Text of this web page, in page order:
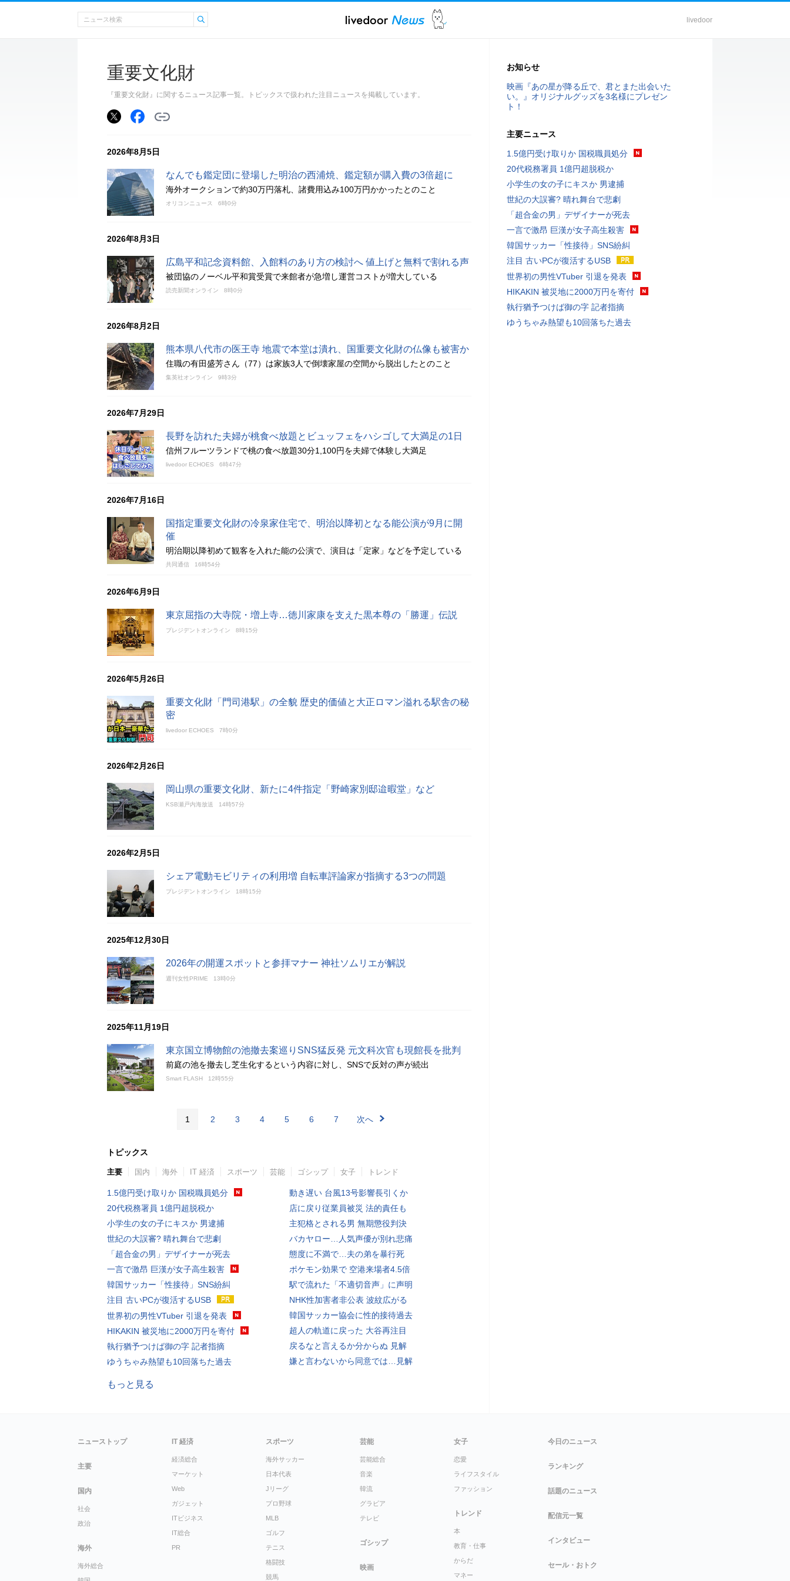
livedoor
重要文化財
『重要文化財』に関するニュース記事一覧。トピックスで扱われた注目ニュースを掲載しています。
2026年8月5日
なんでも鑑定団に登場した明治の西浦焼、鑑定額が購入費の3倍超に
海外オークションで約30万円落札、諸費用込み100万円かかったとのこと
オリコンニュース 6時0分
2026年8月3日
広島平和記念資料館、入館料のあり方の検討へ 値上げと無料で割れる声
被団協のノーベル平和賞受賞で来館者が急増し運営コストが増大している
読売新聞オンライン 8時0分
2026年8月2日
熊本県八代市の医王寺 地震で本堂は潰れ、国重要文化財の仏像も被害か
住職の有田盛芳さん（77）は家族3人で倒壊家屋の空間から脱出したとのこと
集英社オンライン 9時3分
2026年7月29日
長野を訪れた夫婦が桃食べ放題とビュッフェをハシゴして大満足の1日
信州フルーツランドで桃の食べ放題30分1,100円を夫婦で体験し大満足
livedoor ECHOES 6時47分
2026年7月16日
国指定重要文化財の冷泉家住宅で、明治以降初となる能公演が9月に開
催
明治期以降初めて観客を入れた能の公演で、演目は「定家」などを予定している
共同通信 16時54分
2026年6月9日
東京屈指の大寺院・増上寺…徳川家康を支えた黒本尊の「勝運」伝説
プレジデントオンライン 8時15分
2026年5月26日
重要文化財「門司港駅」の全貌 歴史的価値と大正ロマン溢れる駅舎の秘
密
livedoor ECHOES 7時0分
2026年2月26日
岡山県の重要文化財、新たに4件指定「野崎家別邸迨暇堂」など
KSB瀬戸内海放送 14時57分
2026年2月5日
シェア電動モビリティの利用増 自転車評論家が指摘する3つの問題
プレジデントオンライン 18時15分
2025年12月30日
2026年の開運スポットと参拝マナー 神社ソムリエが解説
週刊女性PRIME 13時0分
2025年11月19日
東京国立博物館の池撤去案巡りSNS猛反発 元文科次官も現館長を批判
前庭の池を撤去し芝生化するという内容に対し、SNSで反対の声が続出
Smart FLASH 12時55分
1 2 3 4 5 6 7 次へ
トピックス
主要 国内 海外 IT 経済 スポーツ 芸能 ゴシップ 女子 トレンド
1.5億円受け取りか 国税職員処分
20代税務署員 1億円超脱税か
小学生の女の子にキスか 男逮捕
世紀の大誤審? 晴れ舞台で悲劇
「超合金の男」デザイナーが死去
一言で激昂 巨漢が女子高生殺害
韓国サッカー「性接待」SNS紛糾
注目 古いPCが復活するUSB
世界初の男性VTuber 引退を発表
HIKAKIN 被災地に2000万円を寄付
執行猶予つけば御の字 記者指摘
ゆうちゃみ熱望も10回落ちた過去
動き遅い 台風13号影響長引くか
店に戻り従業員被災 法的責任も
主犯格とされる男 無期懲役判決
バカヤロー…人気声優が別れ悲痛
態度に不満で…夫の弟を暴行死
ポケモン効果で 空港来場者4.5倍
駅で流れた「不適切音声」に声明
NHK性加害者非公表 波紋広がる
韓国サッカー協会に性的接待過去
超人の軌道に戻った 大谷再注目
戻るなと言えるか分からぬ 見解
嫌と言わないから同意では…見解
もっと見る
お知らせ
映画『あの星が降る丘で、君とまた出会いた
い。』オリジナルグッズを3名様にプレゼン
ト！
主要ニュース
1.5億円受け取りか 国税職員処分
20代税務署員 1億円超脱税か
小学生の女の子にキスか 男逮捕
世紀の大誤審? 晴れ舞台で悲劇
「超合金の男」デザイナーが死去
一言で激昂 巨漢が女子高生殺害
韓国サッカー「性接待」SNS紛糾
注目 古いPCが復活するUSB
世界初の男性VTuber 引退を発表
HIKAKIN 被災地に2000万円を寄付
執行猶予つけば御の字 記者指摘
ゆうちゃみ熱望も10回落ちた過去
ニューストップ
主要
国内
社会
政治
海外
海外総合
IT 経済
経済総合
マーケット
Web
ガジェット
ITビジネス
IT総合
PR
スポーツ
海外サッカー
日本代表
Jリーグ
プロ野球
MLB
ゴルフ
テニス
格闘技
競馬
芸能
芸能総合
音楽
韓流
グラビア
テレビ
ゴシップ
映画
女子
恋愛
ライフスタイル
ファッション
トレンド
本
教育・仕事
からだ
マネー
今日のニュース
ランキング
話題のニュース
配信元一覧
インタビュー
セール・おトク